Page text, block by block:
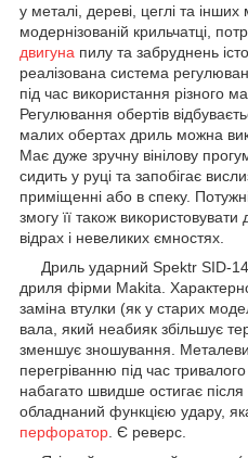
у металі, дереві, цеглі та
модернізованій крильчатці,
двигуна пилу та забруднень
реалізована система
під час використання різного
Регулювання обертів
малих обертах дриль можна
Має дуже зручну вінілову
сидить у руці та запобігає
приміщенні або в спеку.
змогу її також
відрах і невеликих ємностях.
Дриль ударний Spektr SID-
дриля фірми Makita.
заміна втулки (як у старих
вала, який неабияк збільшує
зменшує зношування.
перегріванню під час
набагато швидше остигає
обладнаний функцією удару,
перфоратор . Є реверс.